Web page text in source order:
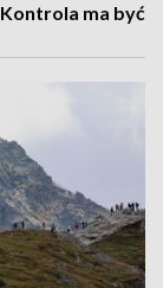
ma być